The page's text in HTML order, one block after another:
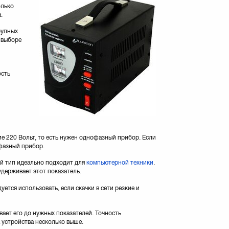
220 Вольт, то есть нужен однофазный прибор. Если
прибор.
тип идеально подходит для компьютерной техники.
этот показатель.
использовать, если скачки в сети резкие и
его до нужных показателей. Точность
несколько выше.